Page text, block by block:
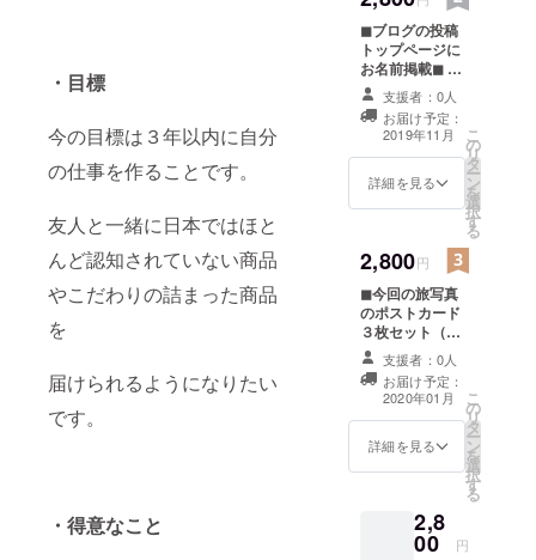
・目標
今の目標は３年以内に自分
の仕事を作ることです。
友人と一緒に日本ではほと
んど認知されていない商品
やこだわりの詰まった商品
を
届けられるようになりたい
です。
・得意なこと
るための準
備中。
したいと思いま
す。募集期間終
了後、メルマガ
登録のURLをご
登録いただいた
メールアドレス
に返信いたしま
すので、登録を
す。ぜひ交流し
ましょう！
◼︎ブログの投稿
トップページに
お名前掲載◼︎ 旅
行の記録を更新
していく旅ブロ
グ「タビ・コト
バ・フォト」
http://loveleicap
hoto3.com 投稿
支援してくださ
る方と一緒に旅
行している気持
ちになれるので
こちらの支援も
ありがたいで
す。 ※支援時、
必ず備考欄にご
希望のお名前を
い。
支援者：0人
お届け予定：
2019年11月
詳細を見る
こ
の
リ
タ
ー
ン
を
選
択
す
る
2,800円
◼︎今回の旅写真
のポストカード
３枚セット（イ
ンド・タイ・台
湾）＋サン
キューカード◼︎
今回の旅行で撮
影してきた写真
の中からポスト
を添えて発送し
ます。またブロ
支援者：0人
お届け予定：
2020年01月
詳細を見る
こ
の
リ
タ
ー
ン
を
選
択
す
る
2,8
00 円